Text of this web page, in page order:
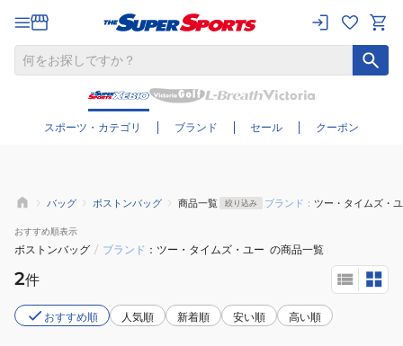
スポーツ・カテゴリ ブランド セール クーポン
さらに絞り込む
バッグ ボストンバッグ 商品一覧 絞り込み ブランド： ツー・タイムズ・
おすすめ順表示
ボストンバッグ / ブランド ツー・タイムズ・ユー の商品一覧
2件
おすすめ順 人気順 新着順 安い順 高い順